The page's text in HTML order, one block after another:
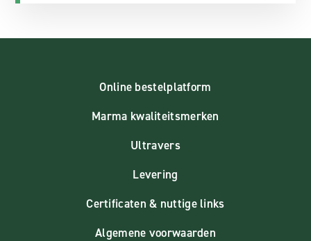
Online bestelplatform
Marma kwaliteitsmerken
Ultravers
Levering
Certificaten & nuttige links
Algemene voorwaarden